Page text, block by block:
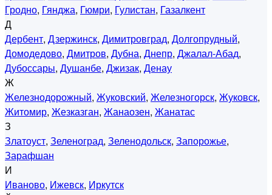
Гродно, Гянджа, Гюмри, Гулистан, Газалкент
Д
Дербент, Дзержинск, Димитровград, Долгопрудный,
Домодедово, Дмитров, Дубна, Днепр, Джалал-Абад,
Дубоссары, Душанбе, Джизак, Денау
Ж
Железнодорожный, Жуковский, Железногорск, Жуковск,
Житомир, Жезказган, Жанаозен, Жанатас
З
Златоуст, Зеленоград, Зеленодольск, Запорожье,
Зарафшан
И
Иваново, Ижевск, Иркутск